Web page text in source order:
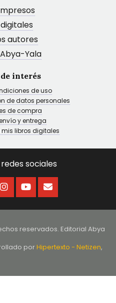
autores
Yala
interés
de uso
de datos personales
de compra
y entrega
libros digitales
sociales
reservados. Editorial Abya
porHipertexto - Netizen,